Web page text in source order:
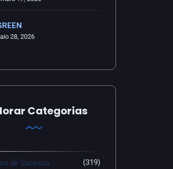
28, 2026
Categorias
de Sucesso (319)